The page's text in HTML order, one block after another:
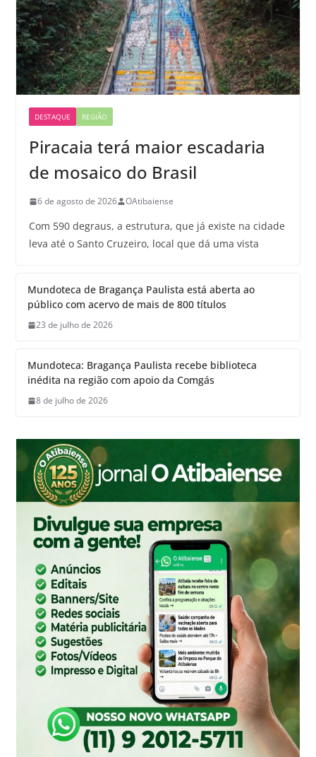
DESTAQUE REGIÃO
Piracaia terá maior escadaria
de mosaico do Brasil
6 de agosto de 2026 OAtibaiense
Com 590 degraus, a estrutura, que já existe na cidade
leva até o Santo Cruzeiro, local que dá uma vista
Mundoteca de Bragança Paulista está aberta ao
público com acervo de mais de 800 títulos
23 de julho de 2026
Mundoteca: Bragança Paulista recebe biblioteca
inédita na região com apoio da Comgás
8 de julho de 2026